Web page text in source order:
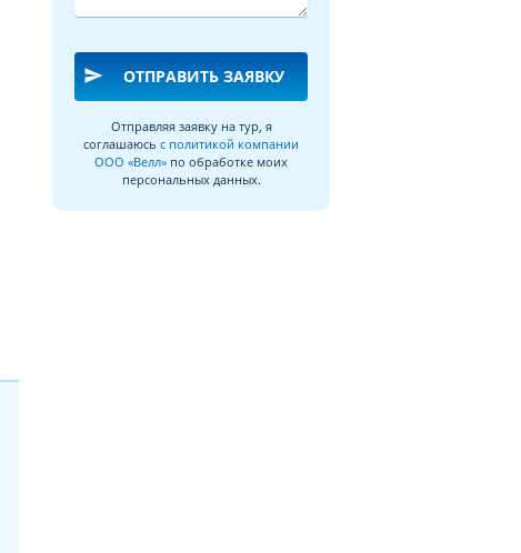
send ОТПРАВИТЬ ЗАЯВКУ
Отправляя заявку на тур, я
соглашаюсь с политикой компании
ООО «Велл» по обработке моих
персональных данных.